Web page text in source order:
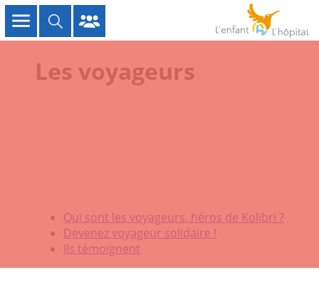
Les voyageurs
Qui sont les voyageurs, héros de Kolibri ?
Devenez voyageur solidaire !
Ils témoignent